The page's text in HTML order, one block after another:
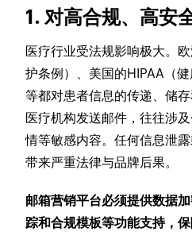
1. 对高合规、高安
医疗行业受法规影响极大。
护条例）、美国的HIPAA（健
等都对患者信息的传递、储存
医疗机构发送邮件，往往涉
情等敏感内容。任何信息泄
带来严重法律与品牌后果。
邮箱营销平台必须提供数据
踪和合规模板等功能支持，保